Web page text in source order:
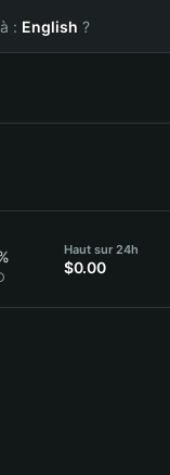
: English ?
Haut sur 24h
$0.00